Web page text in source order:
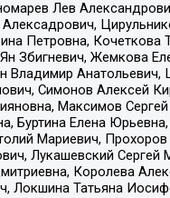
Лев
Петровна, Кочеткова
Збигневич, Жемкова
Владимир
Симонов Алексей
Максимов
Буртина Елена
Мариевич,
Лукашевский
Королева
Локшина Татьяна